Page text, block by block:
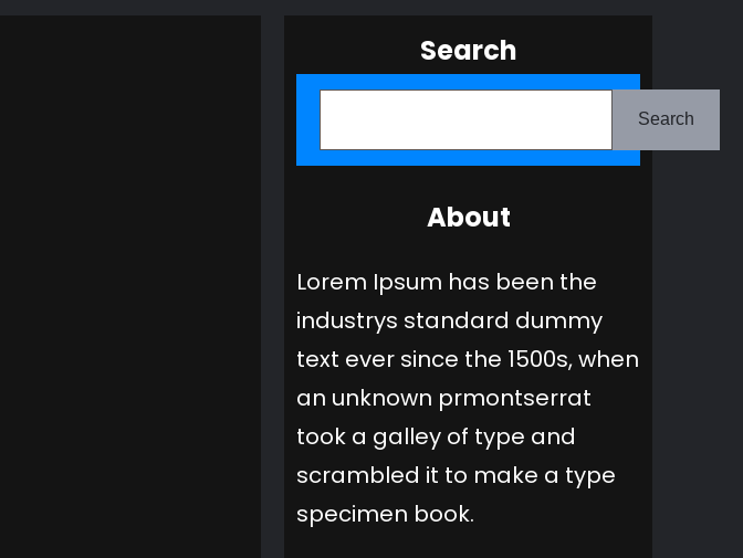
Search
c
n
Search
About
Lorem Ipsum has been the
industrys standard dummy
text ever since the 1500s, when
an unknown prmontserrat
took a galley of type and
scrambled it to make a type
specimen book.